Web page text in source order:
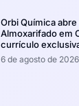
Orbi Química abre
Almoxarifado em
currículo
6 de agosto de 2026